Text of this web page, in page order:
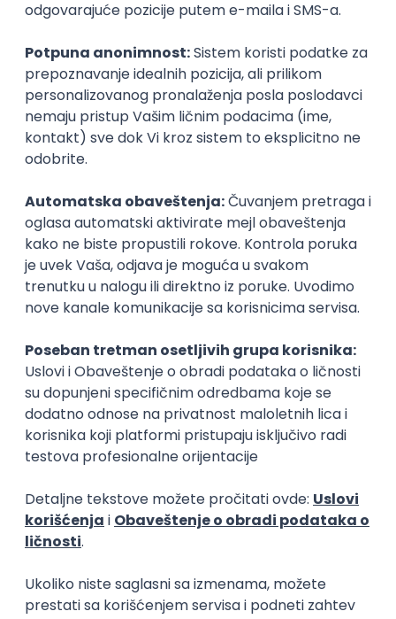
inboxu
Prijavi se
QA Team Lead
Zoftify — Travel Software Development
Rad od kuće
iOS Android JSON Jira QA Agile Senior
Istaknuti poslodavci
Okupljamo IT zajednicu, podižemo
transparentnost domaćeg IT tržišta rada i